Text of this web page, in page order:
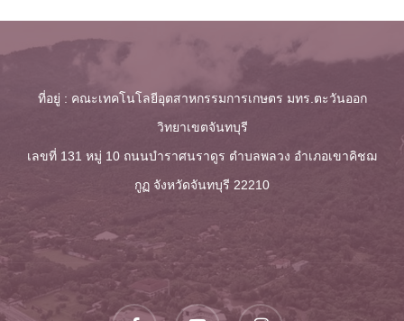
ที่อยู่ : คณะเทคโนโลยีอุตสาหกรรมการเกษตร มทร.ตะวันออก
วิทยาเขตจันทบุรี
เลขที่ 131 หมู่ 10 ถนนบำราศนราดูร ตำบลพลวง อำเภอเขาคิชฌ
กูฏ จังหวัดจันทบุรี 22210
facebook youtube instagram